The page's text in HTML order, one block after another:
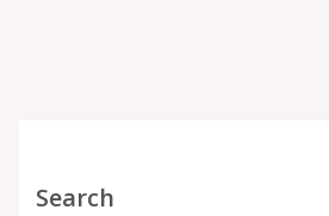
Search